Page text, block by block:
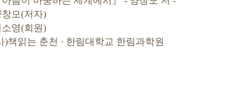
창모(저자)
소영(회원)
)책읽는 춘천 · 한림대학교 한림과학원